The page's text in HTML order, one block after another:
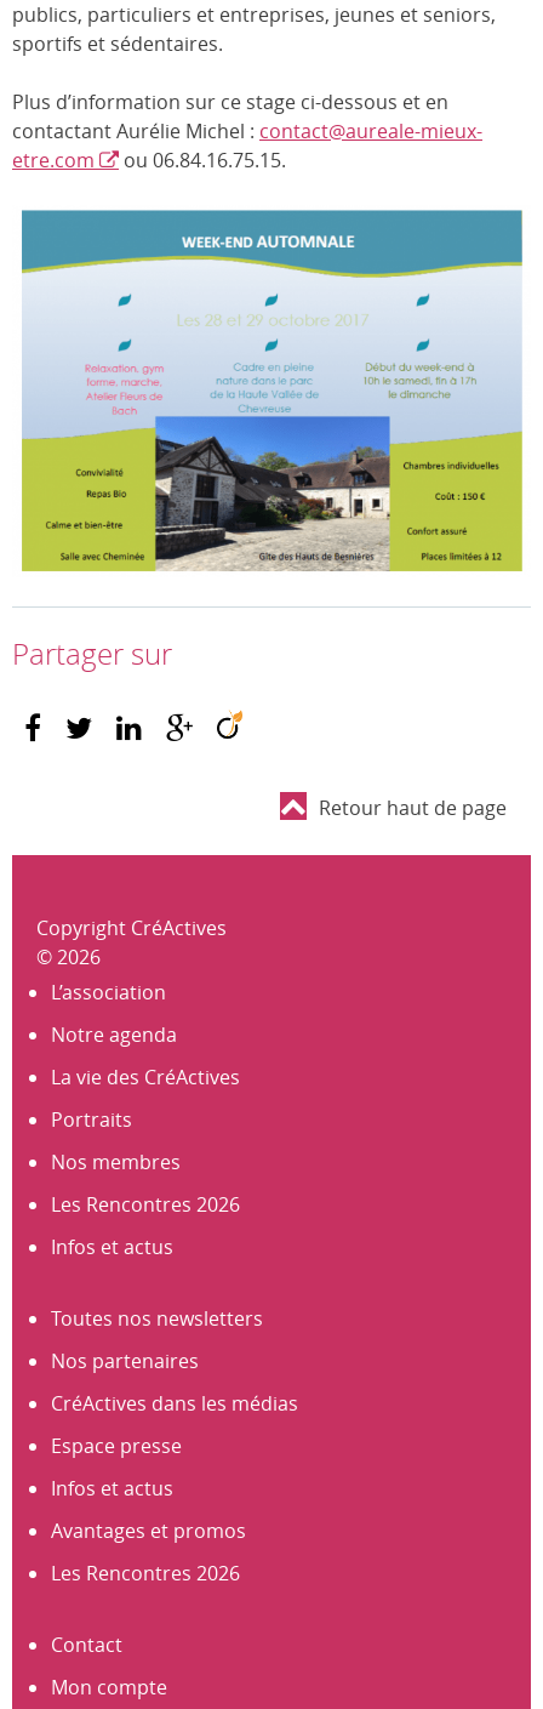
publics, particuliers et entreprises, jeunes et seniors,
sportifs et sédentaires.
Plus d’information sur ce stage ci-dessous et en
contactant Aurélie Michel : contact@aureale-mieux-
etre.com
ou 06.84.16.75.15.
Partager sur
Retour haut de page
Copyright CréActives
© 2026
L’association
Notre agenda
La vie des CréActives
Portraits
Nos membres
Les Rencontres 2026
Infos et actus
Toutes nos newsletters
Nos partenaires
CréActives dans les médias
Espace presse
Infos et actus
Avantages et promos
Les Rencontres 2026
Contact
Mon compte